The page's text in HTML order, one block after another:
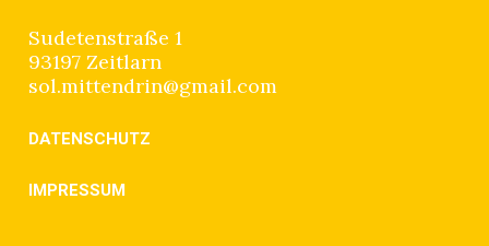
Sudetenstraße 1
93197 Zeitlarn
sol.mittendrin@gmail.com
DATENSCHUTZ
IMPRESSUM